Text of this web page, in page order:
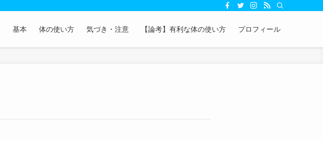
基本 体の使い方 気づき・注意 【論考】有利な体の使い方 プロフィール